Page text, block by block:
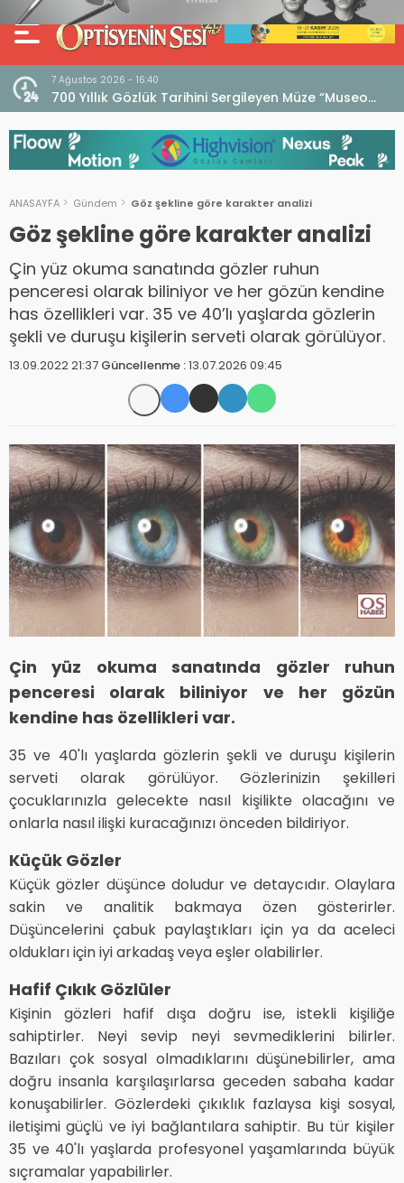
7 Ağustos 2026 - 16:40
700 Yıllık Gözlük Tarihini Sergileyen Müze “Museo
dell’Occhiale”
ANASAYFA Gündem Göz şekline göre karakter analizi
Göz şekline göre karakter analizi
Çin yüz okuma sanatında gözler ruhun
penceresi olarak biliniyor ve her gözün kendine
has özellikleri var. 35 ve 40’lı yaşlarda gözlerin
şekli ve duruşu kişilerin serveti olarak görülüyor.
13.09.2022 21:37 Güncellenme :13.07.2026 09:45
Çin yüz okuma sanatında gözler ruhun
penceresi olarak biliniyor ve her gözün
kendine has özellikleri var.
35 ve 40'lı yaşlarda gözlerin şekli ve duruşu kişilerin
serveti olarak görülüyor. Gözlerinizin şekilleri
çocuklarınızla gelecekte nasıl kişilikte olacağını ve
onlarla nasıl ilişki kuracağınızı önceden bildiriyor.
Küçük Gözler
Küçük gözler düşünce doludur ve detaycıdır. Olaylara
sakin ve analitik bakmaya özen gösterirler.
Düşüncelerini çabuk paylaştıkları için ya da aceleci
oldukları için iyi arkadaş veya eşler olabilirler.
Hafif Çıkık Gözlüler
Kişinin gözleri hafif dışa doğru ise, istekli kişiliğe
sahiptirler. Neyi sevip neyi sevmediklerini bilirler.
Bazıları çok sosyal olmadıklarını düşünebilirler, ama
doğru insanla karşılaşırlarsa geceden sabaha kadar
konuşabilirler. Gözlerdeki çıkıklık fazlaysa kişi sosyal,
iletişimi güçlü ve iyi bağlantılara sahiptir. Bu tür kişiler
35 ve 40'lı yaşlarda profesyonel yaşamlarında büyük
sıçramalar yapabilirler.